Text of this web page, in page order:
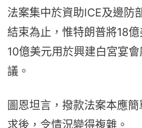
法案集中於資助ICE及邊防
結束為止，惟特朗普將18
10億美元用於興建白宮宴
議。
圖恩坦言，撥款法案本應
求後，令情況變得複雜。